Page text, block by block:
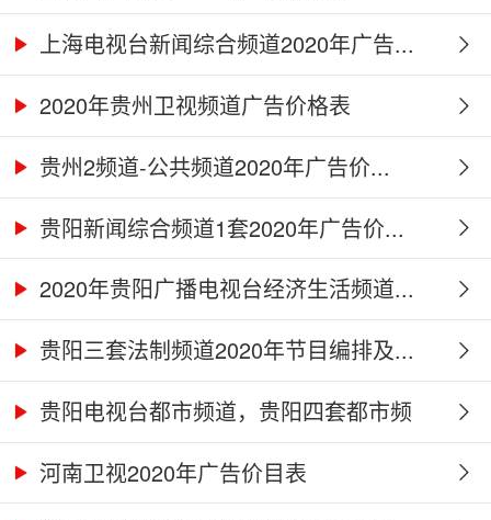
上海电视台新闻综合频道2020年广告...
2020年贵州卫视频道广告价格表
贵州2频道-公共频道2020年广告价...
贵阳新闻综合频道1套2020年广告价...
2020年贵阳广播电视台经济生活频道...
贵阳三套法制频道2020年节目编排及...
贵阳电视台都市频道，贵阳四套都市频
道...河南卫视2020年广告价目表